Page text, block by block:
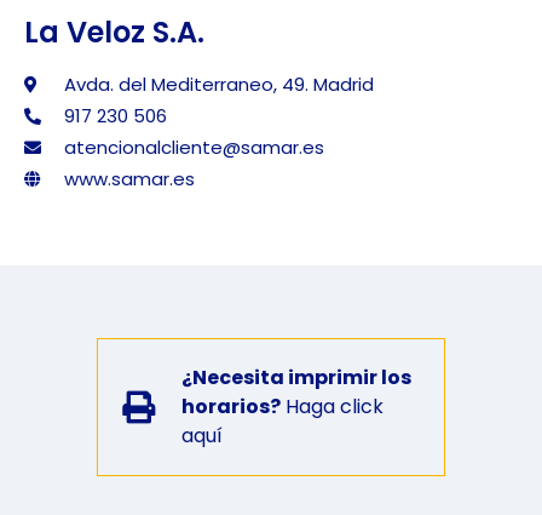
La Veloz S.A.
Avda. del Mediterraneo, 49. Madrid
917 230 506
atencionalcliente@samar.es
www.samar.es
¿Necesita imprimir los
horarios?Haga click
aquí